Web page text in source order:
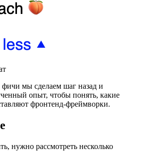
фичи мы сделаем шаг назад и
опыт, чтобы понять, какие
фронтенд-фреймворки.
нужно рассмотреть несколько